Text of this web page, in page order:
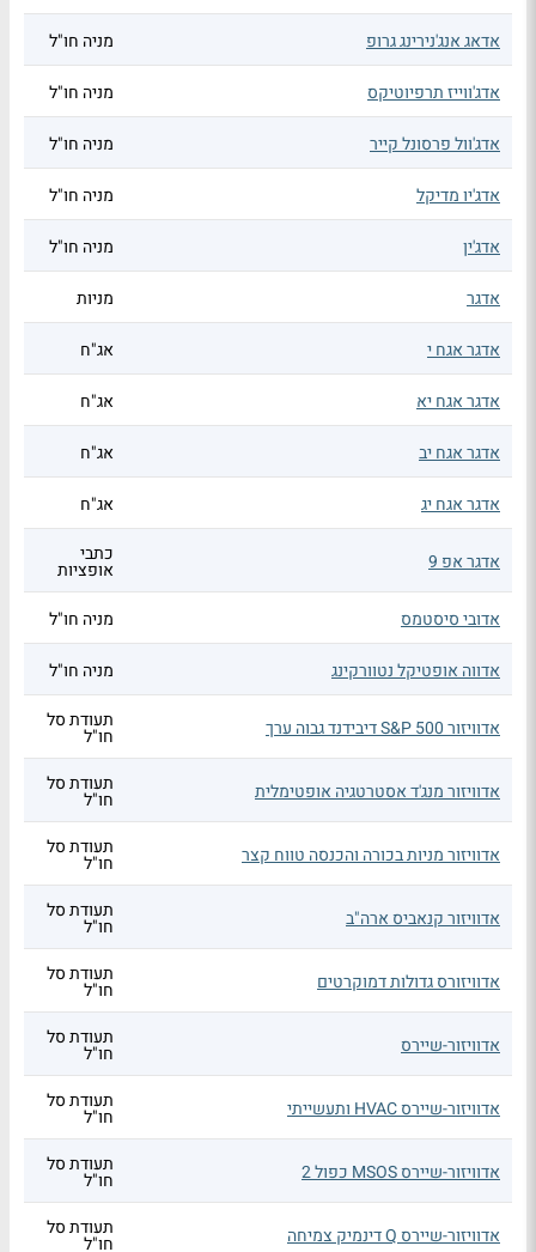
אדאג אנג'נירינג גרופ מניה חו"ל
אדג'ווייז תרפיוטיקס מניה חו"ל
אדג'וול פרסונל קייר מניה חו"ל
אדג'יו מדיקל מניה חו"ל
אדג'ין מניה חו"ל
אדגר מניות
אדגר אגח י אג"ח
אדגר אגח יא אג"ח
אדגר אגח יב אג"ח
אדגר אגח יג אג"ח
אדגר אפ 9 כתבי
אופציות
אדובי סיסטמס
מניה חו"ל
אדווה אופטיקל נטוורקינג מניה חו"ל
אדוויזור S&P 500 דיבידנד גבוה ערך תעודת סל
חו"ל
אדוויזור מנג'ד אסטרטגיה אופטימלית תעודת סל
חו"ל
אדוויזור מניות בכורה והכנסה טווח קצר תעודת סל
חו"ל
אדוויזור קנאביס ארה"ב תעודת סל
חו"ל
אדוויזורס גדולות דמוקרטים תעודת סל
חו"ל
אדוויזור-שיירס תעודת סל
חו"ל
אדוויזור-שיירס HVAC ותעשייתי תעודת סל
חו"ל
אדוויזור-שיירס MSOS כפול 2 תעודת סל
חו"ל
אדוויזור-שיירס Q דינמיק צמיחה תעודת סל
חו"ל